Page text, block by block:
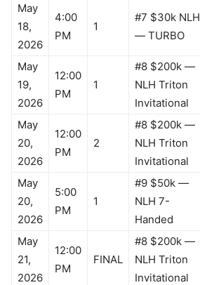
May
18,
2026
4:00
PM
1
#7 $30k NLH
— TURBO
May
19,
2026
12:00
PM
1
#8 $200k —
NLH Triton
Invitational
May
20,
2026
12:00
PM
2
#8 $200k —
NLH Triton
Invitational
May
20,
2026
5:00
PM
1
#9 $50k —
NLH 7-
Handed
May
21,
2026
12:00
PM
FINAL
#8 $200k —
NLH Triton
Invitational